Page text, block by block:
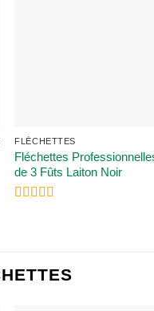
FLÉCHETTES
Fléchettes
de 3 Fûts Laiton Noir